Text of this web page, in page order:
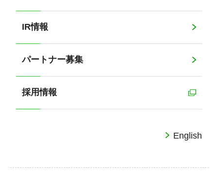
IR情報
パートナー募集
採用情報
English